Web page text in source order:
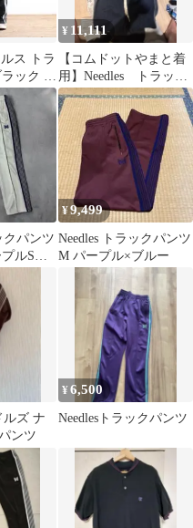
ス トラ
ック ホ
¥ 11,111
【コムドットやまと着
用】Needles トラック
パンツ M ナロー
クパンツ
ルSサ
¥9,499
Needles トラックパンツ
M パープル×ブルー
ルズ ナ
ンツ
¥6,500
Needlesトラックパンツ